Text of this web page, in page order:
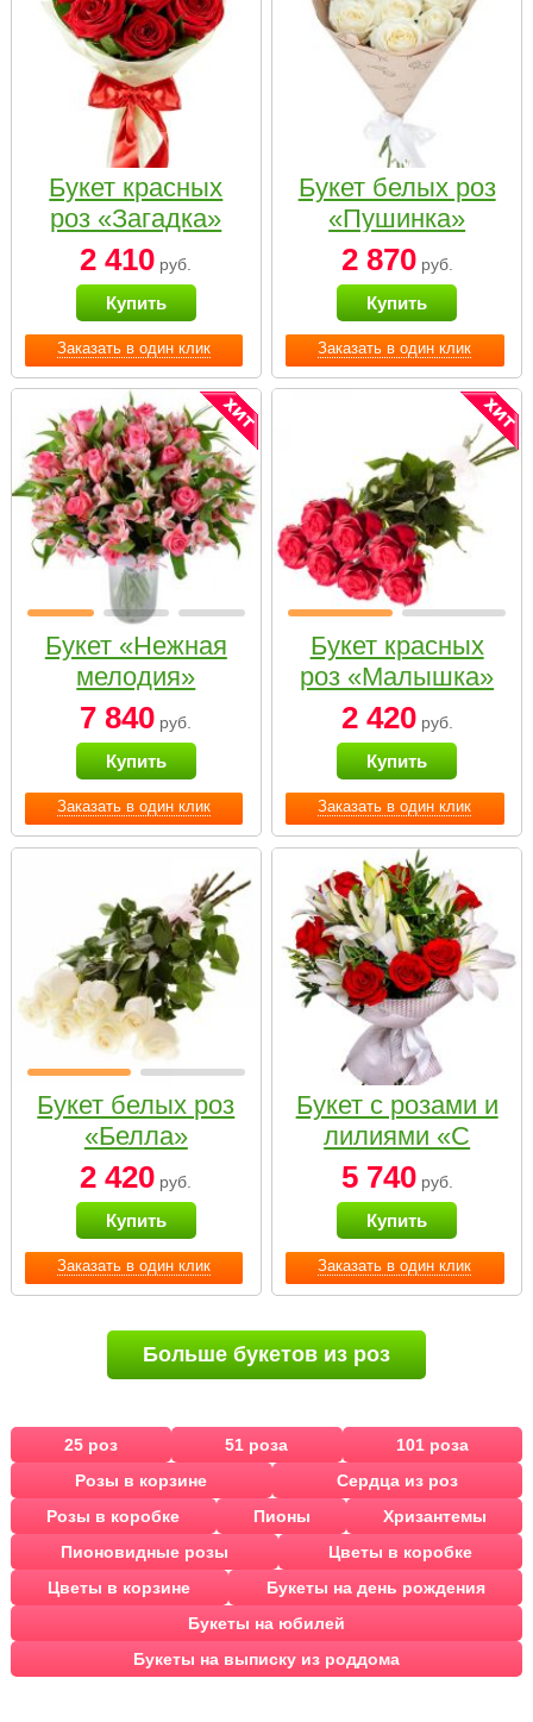
Заказать в один клик
Букет красных
роз «Загадка»
2 410 руб.
Купить
Заказать в один клик
Букет белых роз
«Пушинка»
2 870руб.
Купить
Заказать в один клик
Букет «Нежная
мелодия»
7 840 руб.
Купить
Заказать в один клик
Букет красных
роз «Малышка»
2 420руб.
Купить
Заказать в один клик
Букет белых роз
«Белла»
2 420 руб.
Купить
Заказать в один клик
Букет с розами и
лилиями «С
наилучшими
пожеланиями»
5 740руб.
Купить
Больше букетов из роз
25 роз 51 роза
101 роза
Розы в корзине
Сердца из роз
Розы в коробке
Пионы
Хризантемы
Пионовидные розы
Цветы в коробке
Цветы в корзине
Букеты на день рождения
Букеты на юбилей
Букеты на выписку из роддома